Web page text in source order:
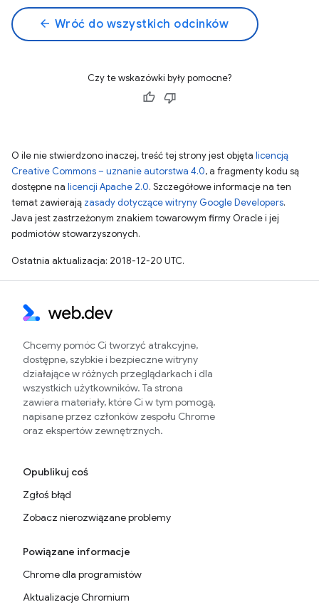
arrow_back Wróć do wszystkich odcinków
Czy te wskazówki były pomocne?
O ile nie stwierdzono inaczej, treść tej strony jest objęta licencją
Creative Commons – uznanie autorstwa 4.0, a fragmenty kodu są
dostępne na licencji Apache 2.0. Szczegółowe informacje na ten
temat zawierają zasady dotyczące witryny Google Developers.
Java jest zastrzeżonym znakiem towarowym firmy Oracle i jej
podmiotów stowarzyszonych.
Ostatnia aktualizacja: 2018-12-20 UTC.
Chcemy pomóc Ci tworzyć atrakcyjne,
dostępne, szybkie i bezpieczne witryny
działające w różnych przeglądarkach i dla
wszystkich użytkowników. Ta strona
zawiera materiały, które Ci w tym pomogą,
napisane przez członków zespołu Chrome
oraz ekspertów zewnętrznych.
Opublikuj coś
Zgłoś błąd
Zobacz nierozwiązane problemy
Powiązane informacje
Chrome dla programistów
Aktualizacje Chromium